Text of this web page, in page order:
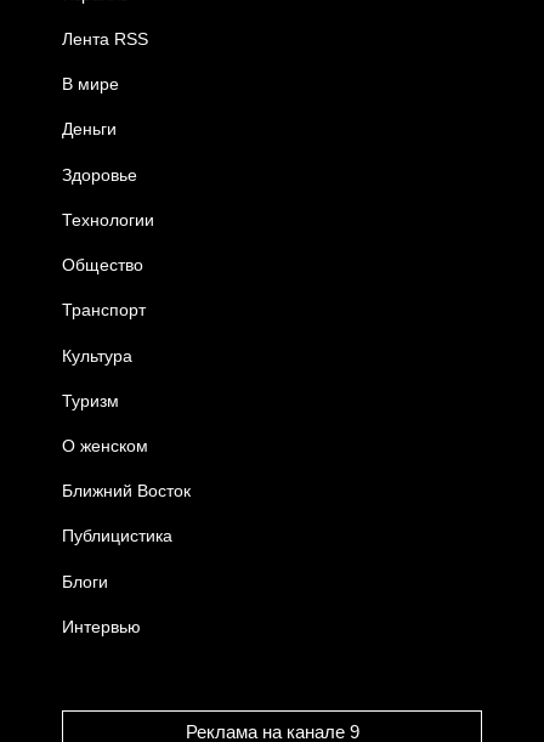
Лента RSS
В мире
Деньги
Здоровье
Технологии
Общество
Транспорт
Культура
Туризм
О женском
Ближний Восток
Публицистика
Блоги
Интервью
Реклама на канале 9